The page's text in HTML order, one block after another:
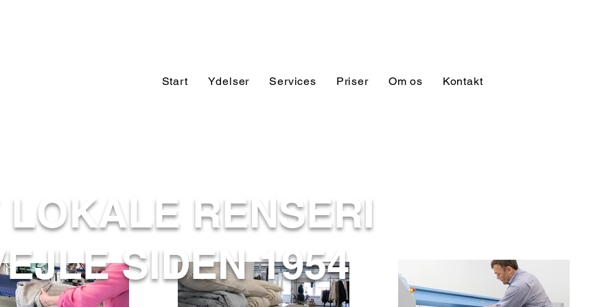
Start Ydelser Services Priser Om os Kontakt
LOKALE RENSERI
SIDEN 1954